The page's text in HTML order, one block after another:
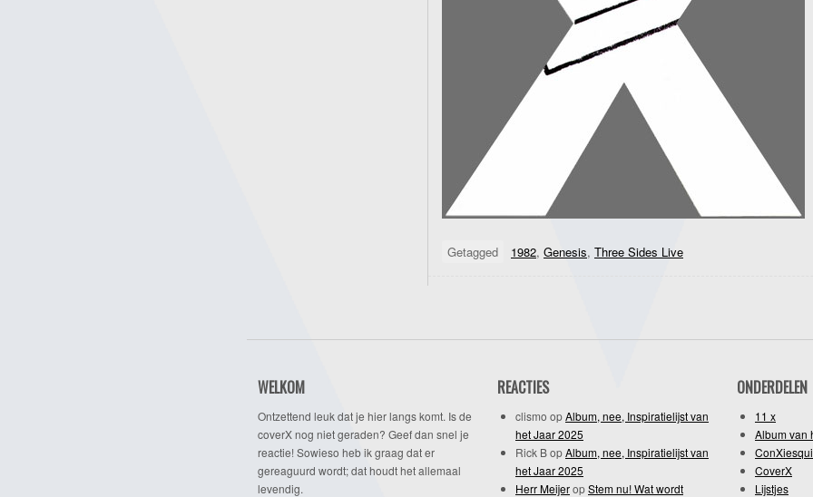
Getagged 1982, Genesis, Three Sides Live
WELKOM
Ontzettend leuk dat je hier langs komt. Is de
coverX nog niet geraden? Geef dan snel je
reactie! Sowieso heb ik graag dat er
gereaguurd wordt; dat houdt het allemaal
levendig.
REACTIES
clismo opAlbum, nee, Inspiratielijst van
het Jaar 2025
Rick BopAlbum, nee, Inspiratielijst van
het Jaar 2025
Herr MeijeropStem nu! Wat wordt
ONDERDELEN
11 x
Album van
CoverX
Lijstjes